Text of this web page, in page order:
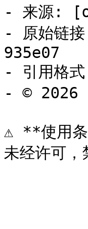
- 来源:
- 原始链
935e07
- 引用格
- © 2026
⚠️ **使用